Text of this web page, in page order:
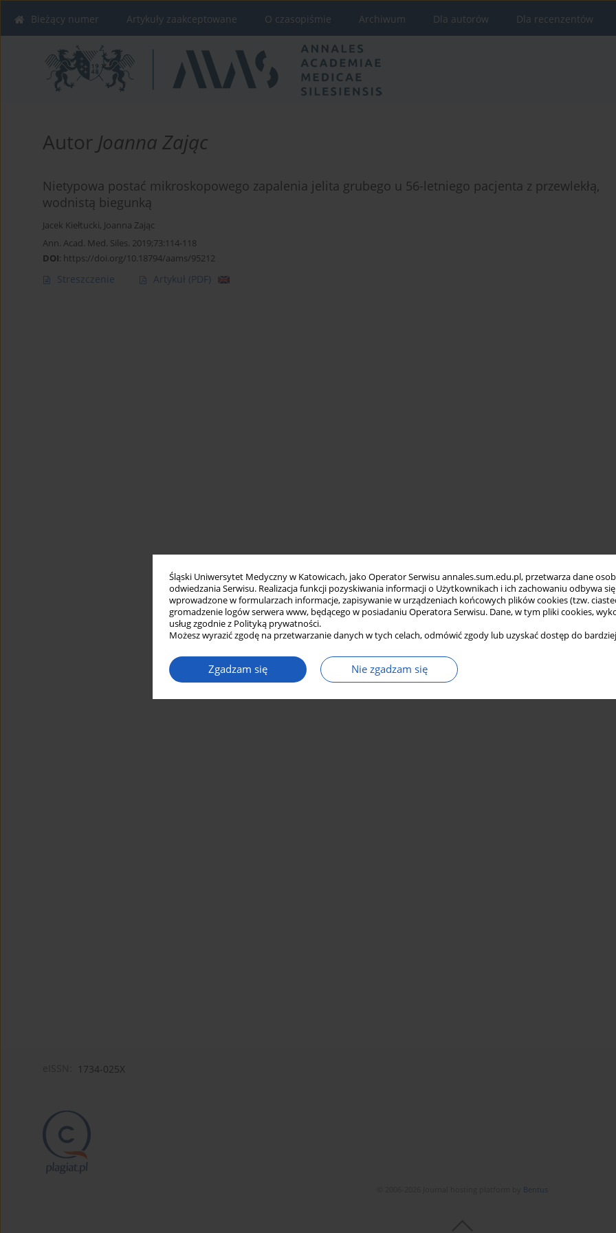
Śląski Uniwersytet Medyczny w Katowicach, jako Operator Serwisu annales.sum.edu.pl, przetwarza dane
odwiedzania Serwisu. Realizacja funkcji pozyskiwania informacji o Użytkownikach i ich zachowaniu odbywa
wprowadzone w formularzach informacje, zapisywanie w urządzeniach końcowych plików cookies (tzw.
gromadzenie logów serwera www, będącego w posiadaniu Operatora Serwisu. Dane, w tym pliki cookies,
usług zgodnie z Polityką prywatności.
Możesz wyrazić zgodę na przetwarzanie danych w tych celach, odmówić zgody lub uzyskać dostęp do
Zgadzam się Nie zgadzam się
Bieżący numer Artykuły zaakceptowane O czasopiśmie Archiwum Dla autorów Dla recenzentów
Autor Joanna Zając
Nietypowa postać mikroskopowego zapalenia jelita grubego u 56-letniego pacjenta z przewlekłą,
wodnistą biegunką
Jacek Kiełtucki, Joanna Zając
Ann. Acad. Med. Siles. 2019;73:114-118
DOI: https://doi.org/10.18794/aams/95212
Streszczenie Artykuł (PDF)
1734-025X
Bentus